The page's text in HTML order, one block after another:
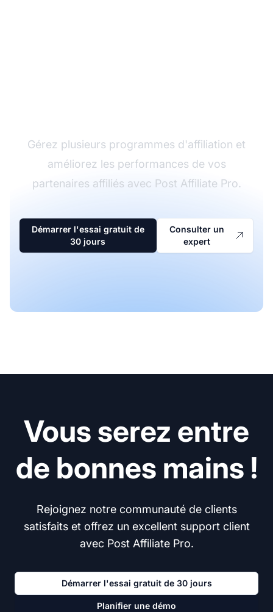
Gérez plusieurs programmes d'affiliation et
améliorez les performances de vos
partenaires affiliés avec Post Affiliate Pro.
Démarrer l'essai gratuit de
30 jours
Consulter un
expert
Vous serez entre
de bonnes mains !
Rejoignez notre communauté de clients
satisfaits et offrez un excellent support client
avec Post Affiliate Pro.
Démarrer l'essai gratuit de 30 jours
Planifier une démo